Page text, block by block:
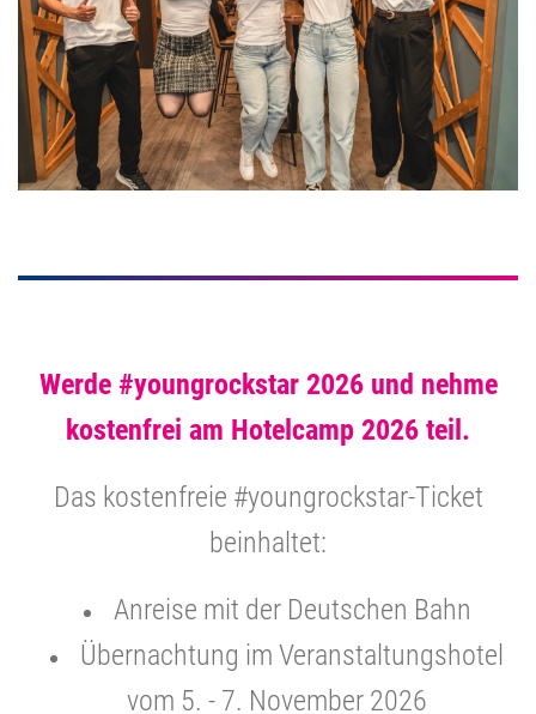
Werde #youngrockstar 2026 und nehme
kostenfrei am Hotelcamp 2026 teil.
Das kostenfreie #youngrockstar-Ticket
beinhaltet:
Anreise mit der Deutschen Bahn
Übernachtung im Veranstaltungshotel
vom 5. - 7. November 2026